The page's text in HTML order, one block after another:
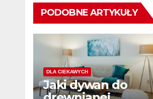
PODOBNE ARTYKUŁY
DLA CIEKAWYCH
Jaki dywan do